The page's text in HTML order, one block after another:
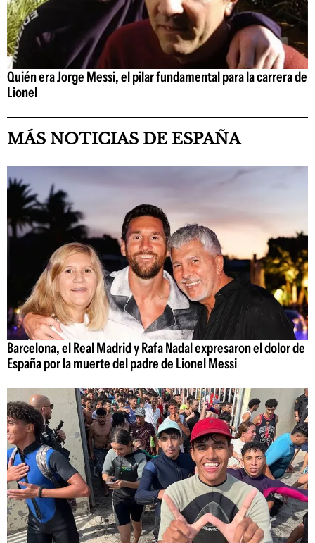
Quién era Jorge Messi, el pilar fundamental para la carrera de
Lionel
MÁS NOTICIAS DE ESPAÑA
Barcelona, el Real Madrid y Rafa Nadal expresaron el dolor de
España por la muerte del padre de Lionel Messi